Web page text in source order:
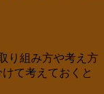
り組み方や考え方
て考えておくと